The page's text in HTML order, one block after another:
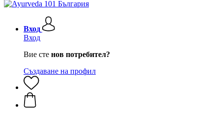
Вход
Вход
Вие сте нов потребител?
Създаване на профил